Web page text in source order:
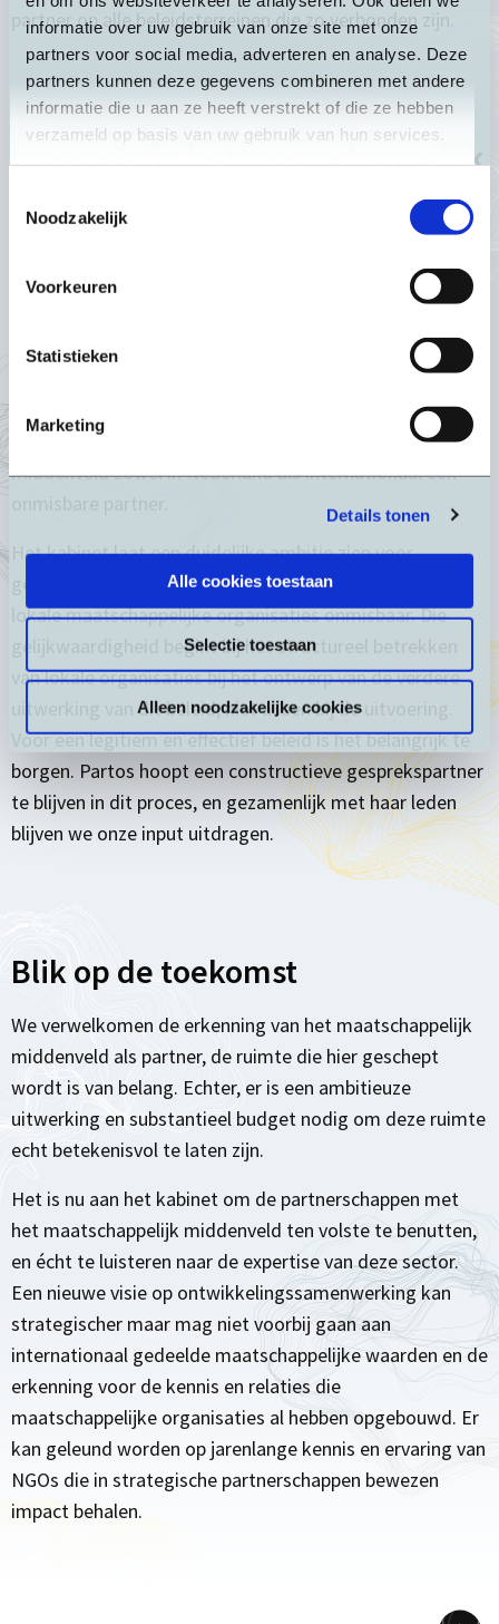
informatie over uw gebruik van onze site met onze
partners voor social media, adverteren en analyse. Deze
partners kunnen deze gegevens combineren met andere
informatie die u aan ze heeft verstrekt of die ze hebben
verzameld op basis van uw gebruik van hun services.
Noodzakelijk
Voorkeuren
Statistieken
Marketing
Details tonen
Alle cookies toestaan
Selectie toestaan
Alleen noodzakelijke cookies
partner op alle beleidsterreinen die zo verbonden zijn.
Investeer in het maatschappelijk
middenveld
inperken, is het van strategisch belang dat Nederland
het maatschappelijk middenveld. In de beleidsbrief uit
het kabinet zijn zorgen over machtspolitiek wereldwijd,
iets wat gedeeld wordt door de sector. In het versterken
van democratische krachten vormt het maatschappelijk
middenveld zowel in Nederland als internationaal een
Het kabinet laat een duidelijke ambitie zien voor
gelijkwaardige partnerschappen, om dit te bereiken zijn
lokale maatschappelijke organisaties onmisbaar. Die
gelijkwaardigheid begint bij het structureel betrekken
van lokale organisaties bij het ontwerp van de verdere
uitwerking van dit beleid, niet alleen bij de uitvoering.
Voor een legitiem en effectief beleid is het belangrijk te
borgen. Partos hoopt een constructieve gesprekspartner
te blijven in dit proces, en gezamenlijk met haar leden
blijven we onze input uitdragen.
Blik op de toekomst
We verwelkomen de erkenning van het maatschappelijk
middenveld als partner, de ruimte die hier geschept
wordt is van belang. Echter, er is een ambitieuze
uitwerking en substantieel budget nodig om deze ruimte
echt betekenisvol te laten zijn.
Het is nu aan het kabinet om de partnerschappen met
het maatschappelijk middenveld ten volste te benutten,
en écht te luisteren naar de expertise van deze sector.
Een nieuwe visie op ontwikkelingssamenwerking kan
strategischer maar mag niet voorbij gaan aan
internationaal gedeelde maatschappelijke waarden en de
erkenning voor de kennis en relaties die
maatschappelijke organisaties al hebben opgebouwd. Er
kan geleund worden op jarenlange kennis en ervaring van
NGOs die in strategische partnerschappen bewezen
impact behalen.